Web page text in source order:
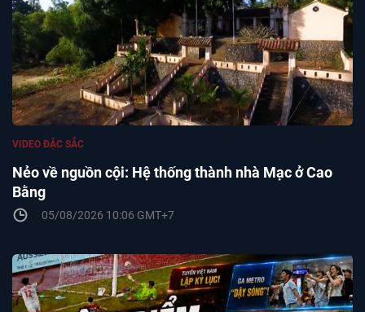
Nẻo về nguồn cội: Hệ thống thành nhà Mạc ở Cao
Bằng
VIDEO ĐẶC SẮC
05/08/2026 10:06 GMT+7